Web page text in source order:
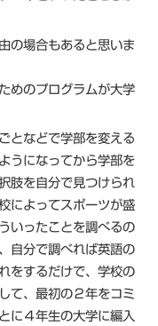
の場合もあると思いま
めのプログラムが大学
となどで学部を変える
うになってから学部を
肢を自分で見つけられ
によってスポーツが盛
いったことを調べるの
自分で調べれば英語の
をするだけで、学校の
て、最初の２年をコミ
に４年生の大学に編入